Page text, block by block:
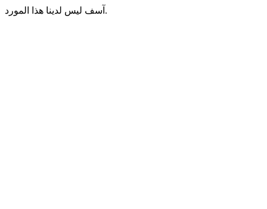
آسف ليس لدينا هذا المورد.